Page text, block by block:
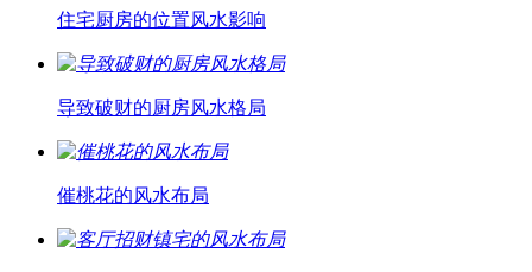
住宅厨房的位置风水影响
导致破财的厨房风水格局
催桃花的风水布局